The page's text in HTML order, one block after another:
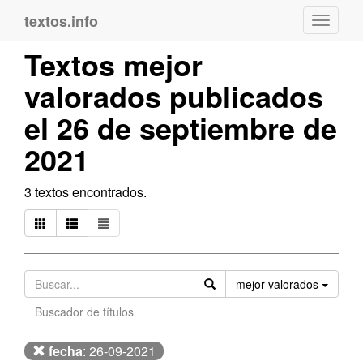
textos.info
Textos mejor
valorados publicados
el 26 de septiembre de
2021
3 textos encontrados.
mejor valorados
Buscador de títulos
fecha: 26-09-2021